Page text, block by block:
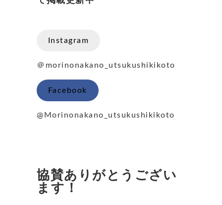
Instagram
＠morinonakano_utsukushikikoto
Facebook
@Morinonakano_utsukushikikoto
協賛ありがとうござい
ます！